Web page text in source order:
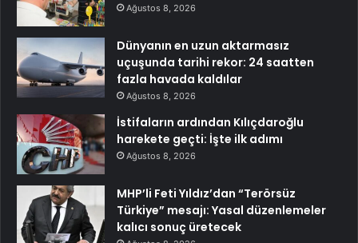
Ağustos 8, 2026
Dünyanın en uzun aktarmasız
uçuşunda tarihi rekor: 24 saatten
fazla havada kaldılar
Ağustos 8, 2026
İstifaların ardından Kılıçdaroğlu
harekete geçti: İşte ilk adımı
Ağustos 8, 2026
MHP’li Feti Yıldız’dan “Terörsüz
Türkiye” mesajı: Yasal düzenlemeler
kalıcı sonuç üretecek